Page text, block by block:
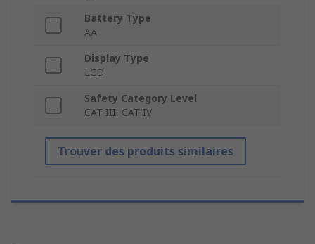
Battery Type
AA
Display Type
LCD
Safety Category Level
CAT III, CAT IV
Trouver des produits similaires